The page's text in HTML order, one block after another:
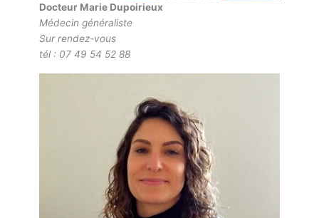
Docteur Marie Dupoirieux
Médecin généraliste
Sur rendez-vous
tél : 07 49 54 52 88